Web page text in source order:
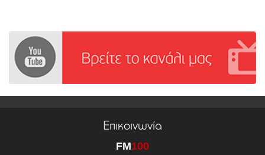
Επικοινωνία
FM100